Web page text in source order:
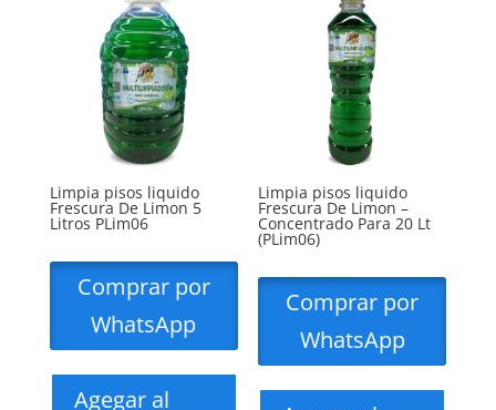
Limpia pisos liquido
Frescura De Limon 5
Litros PLim06
Comprar por
WhatsApp
Agegar al
Limpia pisos liquido
Frescura De Limon –
Concentrado Para 20 Lt
(PLim06)
Comprar por
WhatsApp